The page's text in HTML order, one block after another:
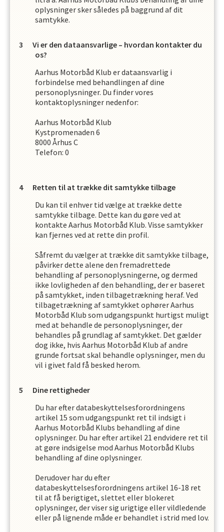
oplysninger sker således på baggrund af dit
samtykke.
Vi er den dataansvarlige – hvordan kontakter du
os?
Aarhus Motorbåd Klub er dataansvarlig i
forbindelse med behandlingen af dine
personoplysninger. Du finder vores
kontaktoplysninger nedenfor:
Aarhus Motorbåd Klub
Kystpromenaden 6
8000 Århus C
Telefon: 0
Retten til at trække dit samtykke tilbage
Du kan til enhver tid vælge at trække dette
samtykke tilbage. Dette kan du gøre ved at
kontakte Aarhus Motorbåd Klub. Visse samtykker
kan fjernes ved at rette din profil.
Såfremt du vælger at trække dit samtykke tilbage,
påvirker dette alene den fremadrettede
behandling af personoplysningerne, og dermed
ikke lovligheden af den behandling, der er baseret
på samtykket, inden tilbagetrækning heraf. Ved
tilbagetrækning af samtykket ophørerAarhus
Motorbåd Klub som udgangspunkt hurtigst muligt
med at behandle de personoplysninger, der
behandles på grundlag af samtykket. Det gælder
dog ikke, hvis Aarhus Motorbåd Klub af andre
grunde fortsat skal behandle oplysninger, men du
vil i givet fald få besked herom.
Dine rettigheder
Du har efter databeskyttelsesforordningens
artikel 15 som udgangspunkt ret til indsigt i
Aarhus Motorbåd Klubs behandling af dine
oplysninger. Du har efter artikel 21 endvidere ret til
at gøre indsigelse modAarhus Motorbåd Klubs
behandling af dine oplysninger.
Derudover har du efter
databeskyttelsesforordningens artikel 16-18 ret
til at få berigtiget, slettet eller blokeret
oplysninger, der viser sig urigtige eller vildledende
eller på lignende måde er behandlet i strid med lov.